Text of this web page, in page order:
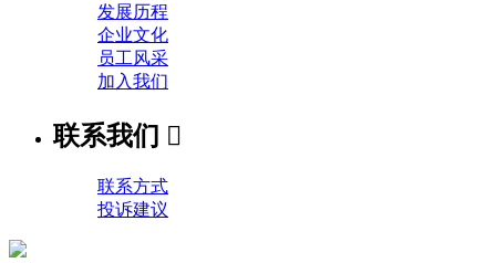
发展历程
企业文化
员工风采
加入我们
联系我们 
联系方式
投诉建议